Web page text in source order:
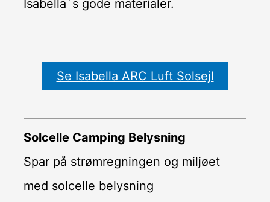
Isabella´s gode materialer.
Se Isabella ARC Luft Solsejl
Solcelle Camping Belysning
Spar på strømregningen og miljøet
med solcelle belysning